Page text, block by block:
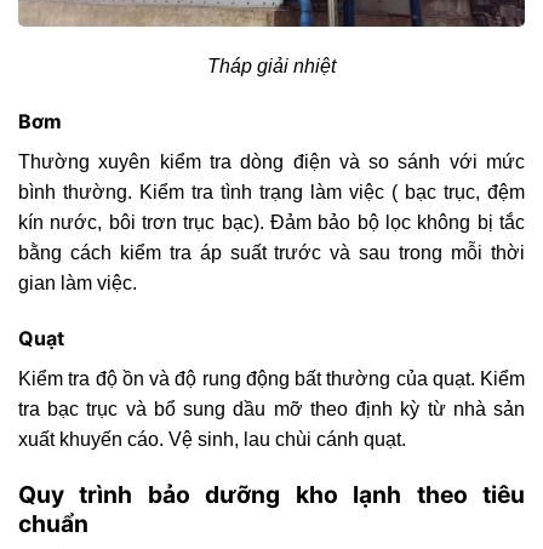
Tháp giải nhiệt
Bơm
Thường xuyên kiểm tra dòng điện và so sánh với mức
bình thường. Kiểm tra tình trạng làm việc ( bạc trục, đệm
kín nước, bôi trơn trục bạc). Đảm bảo bộ lọc không bị tắc
bằng cách kiểm tra áp suất trước và sau trong mỗi thời
gian làm việc.
Quạt
Kiểm tra độ ồn và độ rung động bất thường của quạt. Kiểm
tra bạc trục và bổ sung dầu mỡ theo định kỳ từ nhà sản
xuất khuyến cáo. Vệ sinh, lau chùi cánh quạt.
Quy trình bảo dưỡng kho lạnh theo tiêu
chuẩn